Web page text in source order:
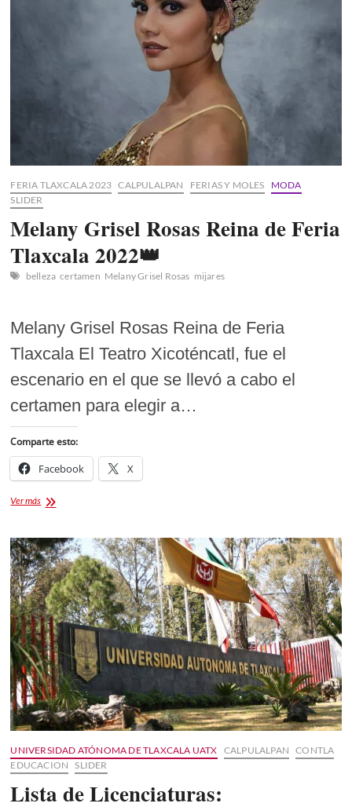
FERIA TLAXCALA 2023 CALPULALPAN FERIAS Y MOLES
MODA
SLIDER
Melany Grisel Rosas Reina de Feria
Tlaxcala 2022👑
belleza certamen Melany Grisel Rosas mijares
Melany Grisel Rosas Reina de Feria
Tlaxcala El Teatro Xicoténcatl, fue el
escenario en el que se llevó a cabo el
certamen para elegir a…
Comparte esto:
Facebook X
Ver másMelany
Reina
de
Feria
Tlaxcala
2022
👑
UNIVERSIDAD ATÓNOMA DE TLAXCALA UATX CALPULALPAN
CONTLA
EDUCACION
SLIDER
Lista de Licenciaturas: